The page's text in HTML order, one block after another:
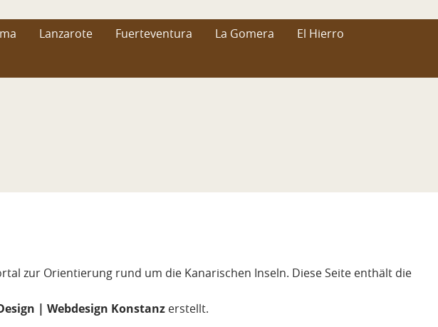
Lanzarote Fuerteventura La Gomera
El Hierro
zur Orientierung rund um die Kanarischen Inseln. Diese Seite enthält die
| Webdesign Konstanz erstellt.